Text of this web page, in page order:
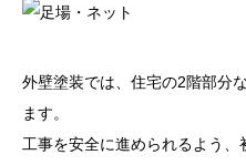
外壁塗装では、住宅の2階部分
ます。
工事を安全に進められるよう